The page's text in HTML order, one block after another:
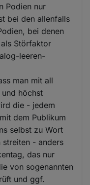
Podien nur
bei den allenfalls
bei denen
Störfaktor
leeren-
man mit all
und höchst
die - jedem
dem Publikum
selbst zu Wort
streiten - anders
das nur
von sogenannten
und ggf.